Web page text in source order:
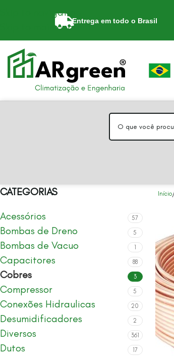
Skip to navigation
Skip to main content
Entrega em todo o Brasil
CATEGORIAS
Acessórios
57
Bombas de Dreno 5
Bombas de Vacuo 1
Capacitores 88
Cobres 3
Compressor 5
Conexões Hidraulicas 20
Desumidificadores 2
Diversos 361
Dutos 17
Início